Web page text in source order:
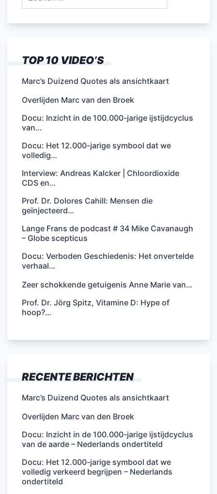
TOP 10 VIDEO’S
Marc’s Duizend Quotes als ansichtkaart
Overlijden Marc van den Broek
Docu: Inzicht in de 100.000-jarige ijstijdcyclus
van…
Docu: Het 12.000-jarige symbool dat we
volledig…
Interview: Andreas Kalcker | Chloordioxide
CDS en…
Prof. Dr. Dolores Cahill: Mensen die
geïnjecteerd…
Lange Frans de podcast # 34 Mike Cavanaugh
– Globe scepticus
Docu: Verboden Geschiedenis: Het onvertelde
verhaal…
Zeer schokkende getuigenis Anne Marie van…
Prof. Dr. Jörg Spitz, Vitamine D: Hype of
hoop?…
RECENTE BERICHTEN
Marc’s Duizend Quotes als ansichtkaart
Overlijden Marc van den Broek
Docu: Inzicht in de 100.000-jarige ijstijdcyclus
van de aarde – Nederlands ondertiteld
Docu: Het 12.000-jarige symbool dat we
volledig verkeerd begrijpen – Nederlands
ondertiteld